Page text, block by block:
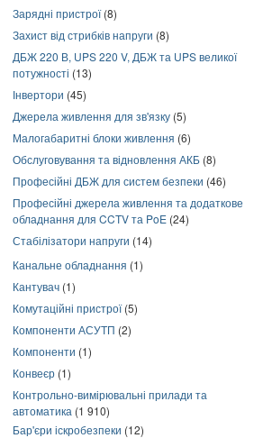
Зарядні пристрої(8)
Захист від стрибків напруги (8)
ДБЖ 220 В, UPS 220 V, ДБЖ та UPS великої
потужності (13)
Інвертори (45)
Джерела живлення для зв'язку (5)
Малогабаритні блоки живлення (6)
Обслуговування та відновлення АКБ (8)
Професійні ДБЖ для систем безпеки (46)
Професійні джерела живлення та додаткове
обладнання для CCTV та PoE (24)
Стабілізатори напруги (14)
Канальне обладнання (1)
Кантувач (1)
Комутаційні пристрої(5)
Компоненти АСУТП (2)
Компоненти (1)
Конвеєр (1)
Контрольно-вимірювальні прилади та
автоматика (1 910)
Бар'єри іскробезпеки (12)